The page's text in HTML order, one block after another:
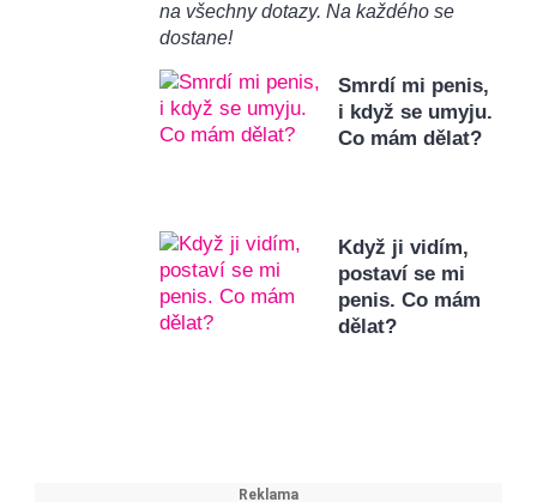
na všechny dotazy. Na každého se
dostane!
Smrdí mi penis,
i když se umyju.
Co mám dělat?
Když ji vidím,
postaví se mi
penis. Co mám
dělat?